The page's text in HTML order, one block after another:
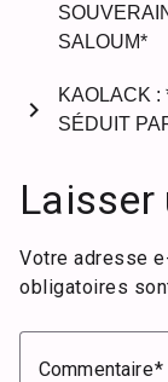
SALOUM*
KAOLACK :
SÉDUIT
chevron_right
Laisser
Votre adresse
obligatoires
Commentaire